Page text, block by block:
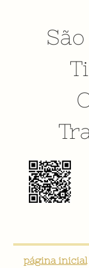
página inicial